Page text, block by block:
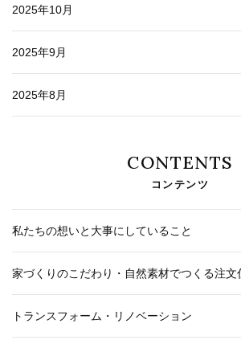
2025年10月
2025年9月
2025年8月
CONTENTS
コンテンツ
私たちの想いと大事にしていること
家づくりのこだわり・自然素材でつくる注文
トランスフォーム・リノベーション